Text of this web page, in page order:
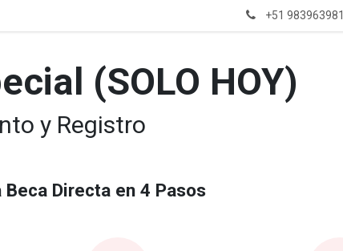
+51 983963981
(SOLO HOY)
y Registro
Directa en 4 Pasos